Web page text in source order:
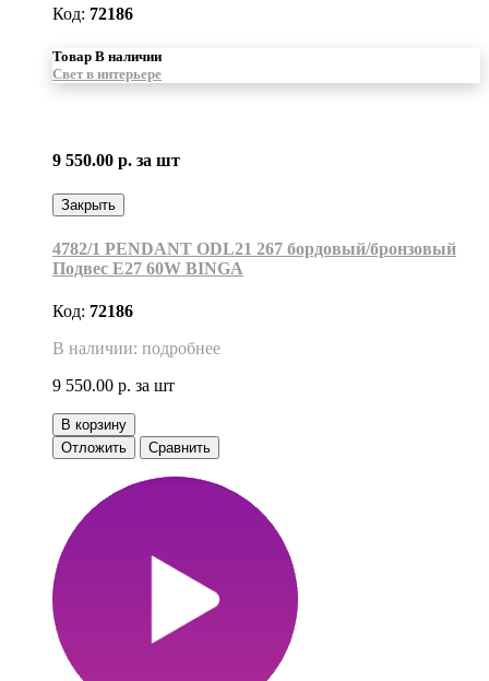
Код: 72186
Товар В наличии
Свет в интерьере
9 550.00 р. за шт
Закрыть
4782/1 PENDANT ODL21 267 бордовый/бронзовый
Подвес E27 60W BINGA
Код: 72186
В наличии: подробнее
9 550.00 р. за шт
В корзину
Отложить
Сравнить